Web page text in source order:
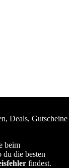
Deals, Gutscheine
beim
die besten
findest.